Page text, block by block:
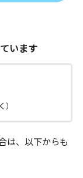
います
は、以下からも